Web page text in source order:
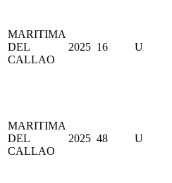
MARITIMA
DEL
CALLAO
2025 16 U
MARITIMA
DEL
CALLAO
2025 48 U